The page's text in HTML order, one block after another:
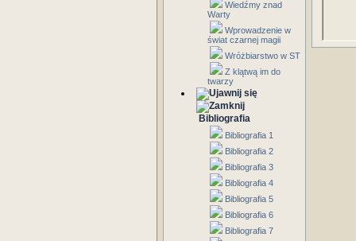
Wiedźmy znad
Warty
Wprowadzenie w
świat czarnej magii
Wróżbiarstwo w ST
Z klątwą im do
twarzy
Bibliografia
Bibliografia 1
Bibliografia 2
Bibliografia 3
Bibliografia 4
Bibliografia 5
Bibliografia 6
Bibliografia 7